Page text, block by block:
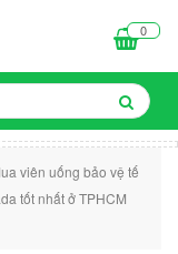
0
viên uống bảo vệ tế
tốt nhất ở TPHCM